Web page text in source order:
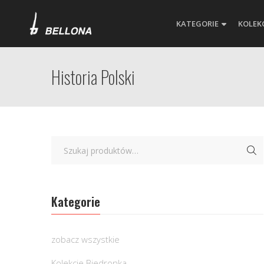
KATEGORIE
Historia Polski
Kategorie
zobacz wszystkie